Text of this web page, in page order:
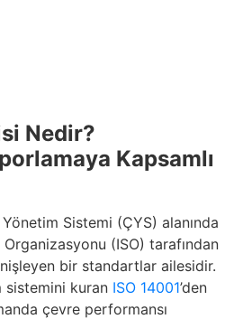
Nedir?
Kapsamlı
Sistemi (ÇYS) alanında
(ISO) tarafından
bir standartlar ailesidir.
sistemini kuran ISO 14001’den
çevre performansı